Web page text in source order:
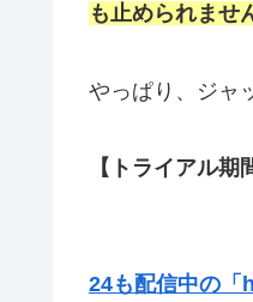
も止められませ
やっぱり、ジャ
【トライアル
24も配信中の「